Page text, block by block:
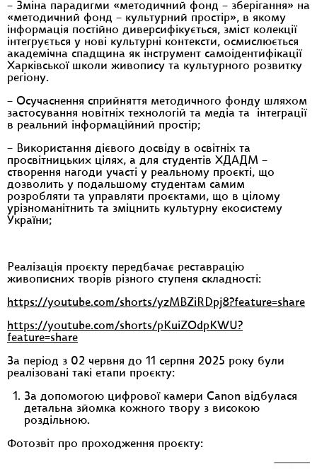
– Зміна парадигми «методичний фонд – зберігання» на
«методичний фонд – культурний простір», в якому
інформація постійно диверсифікується, зміст колекції
інтегрується у нові культурні контексти, осмислюється
академічна спадщина як інструмент самоідентифікації
Харківської школи живопису та культурного розвитку
регіону.
– Осучаснення сприйняття методичного фонду шляхом
застосування новітніх технологій та медіа та інтеграції
в реальний інформаційний простір;
– Використання дієвого досвіду в освітніх та
просвітницьких цілях, а для студентів ХДАДМ –
створення нагоди участі у реальному проєкті, що
дозволить у подальшому студентам самим
розробляти та управляти проєктами, що в цілому
урізноманітнить та зміцнить культурну екосистему
України;
Реалізація проєкту передбачає реставрацію
живописних творів різного ступеня складності:
https://youtube.com/shorts/yzMBZiRDpj8?feature=share
https://youtube.com/shorts/pKuiZOdpKWU?
feature=share
За період з 02 червня до 11 серпня 2025 року були
реалізовані такі етапи проєкту:
За допомогою цифрової камери Canon відбулася
детальна зйомка кожного твору з високою
роздільною.
Фотозвіт про проходження проєкту: